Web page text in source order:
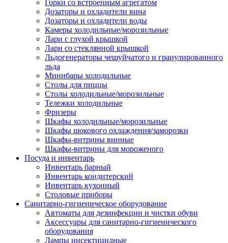
Горки со встроенным агрегатом
Дозаторы и охладители вина
Дозаторы и охладители воды
Камеры холодильные/морозильные
Лари с глухой крышкой
Лари со стеклянной крышкой
Льдогенераторы чешуйчатого и гранулированного
льда
Минибары холодильные
Столы для пиццы
Столы холодильные/морозильные
Тележки холодильные
Фризеры
Шкафы холодильные/морозильные
Шкафы шокового охлаждения/заморозки
Шкафы-витрины винные
Шкафы-витрины для мороженого
Посуда и инвентарь
Инвентарь барный
Инвентарь кондитерский
Инвентарь кухонный
Столовые приборы
Санитарно-гигиеническое оборудование
Автоматы для дезинфекции и чистки обуви
Аксессуары для санитарно-гигиенического
оборудования
Лампы инсектицидные